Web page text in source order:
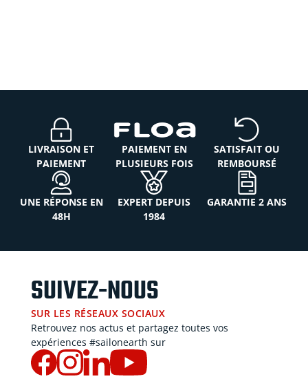
LIVRAISON ET
PAIEMENT
PAIEMENT EN
PLUSIEURS FOIS
SATISFAIT OU
REMBOURSÉ
UNE RÉPONSE EN
48H
EXPERT DEPUIS
1984
GARANTIE 2 ANS
SUIVEZ-NOUS
SUR LES RÉSEAUX SOCIAUX
Retrouvez nos actus et partagez toutes vos
expériences #sailonearth sur